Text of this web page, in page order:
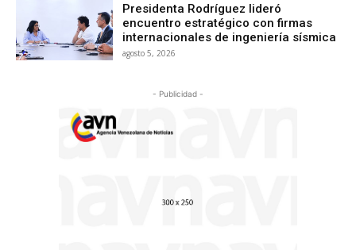
Presidenta Rodríguez lideró
encuentro estratégico con firmas
internacionales de ingeniería sísmica
agosto 5, 2026
- Publicidad -